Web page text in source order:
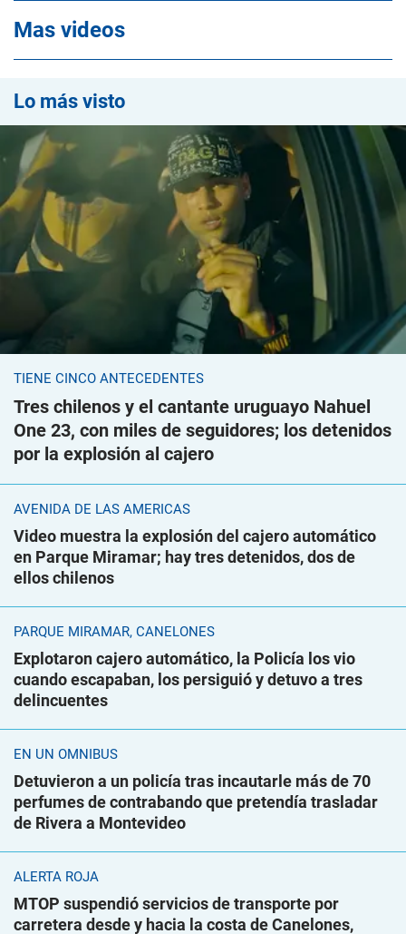
Mas videos
Lo más visto
TIENE CINCO ANTECEDENTES
Tres chilenos y el cantante uruguayo Nahuel
One 23, con miles de seguidores; los detenidos
por la explosión al cajero
AVENIDA DE LAS AMÉRICAS
Video muestra la explosión del cajero automático
en Parque Miramar; hay tres detenidos, dos de
ellos chilenos
PARQUE MIRAMAR, CANELONES
Explotaron cajero automático, la Policía los vio
cuando escapaban, los persiguió y detuvo a tres
delincuentes
EN UN ÓMNIBUS
Detuvieron a un policía tras incautarle más de 70
perfumes de contrabando que pretendía trasladar
de Rivera a Montevideo
ALERTA ROJA
MTOP suspendió servicios de transporte por
carretera desde y hacia la costa de Canelones,